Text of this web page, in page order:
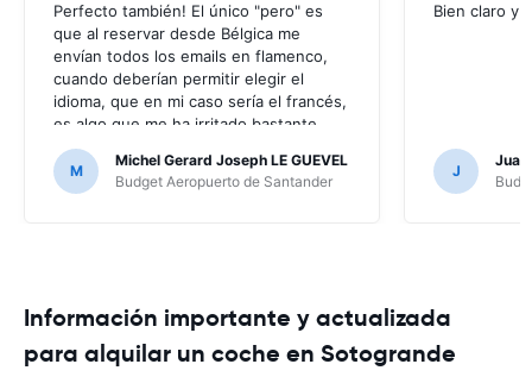
Perfecto también! El único "pero" es
que al reservar desde Bélgica me
envían todos los emails en flamenco,
cuando deberían permitir elegir el
idioma, que en mi caso sería el francés,
es algo que me ha irritado bastante
puesto que no entendía nada de los
mensajes que me enviaban; por suerte
no ha hecho falta, al no haber ningún
M
Michel Gerard Joseph LE GUEVEL
Budget Aeropuerto de Santander
Bien claro y
J
Juan
Información importante y actualizada
para alquilar un coche en Sotogrande